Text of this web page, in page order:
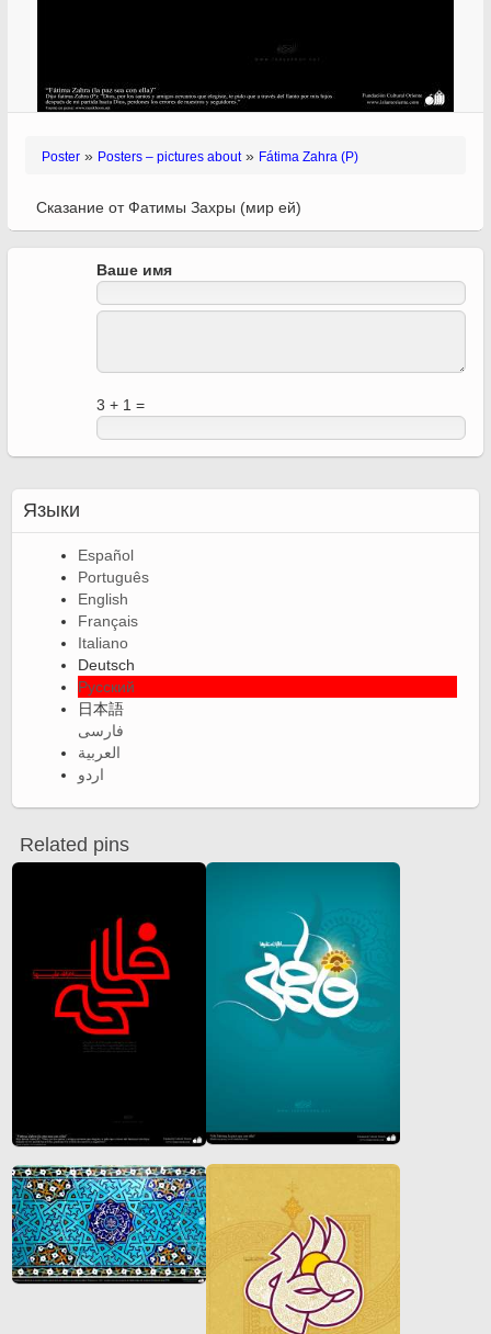
Poster » Posters – pictures about» Fátima Zahra (P)
Сказание от Фатимы Захры (мир ей)
Ваше имя
3 + 1 =
Языки
Español
Português
English
Français
Italiano
Deutsch
Русский
日本語
فارسی
العربية
اردو
Related pins